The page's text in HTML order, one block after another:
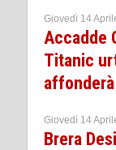
Giovedì 14
Accadde
Titanic
Giovedì 14
Brera